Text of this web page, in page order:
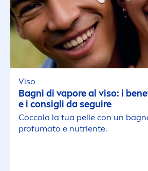
Viso
Bagni di vapore al viso: i
e i consigli da seguire
Coccola la tua pelle con un
profumato e nutriente.